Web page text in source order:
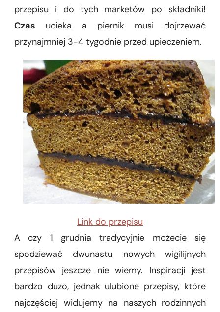
przepisu i do tych marketów po składniki!
Czas ucieka a piernik musi dojrzewać
przynajmniej 3-4 tygodnie przed upieczeniem.
Link do przepisu
A czy 1 grudnia tradycyjnie możecie się
spodziewać dwunastu nowych wigilijnych
przepisów jeszcze nie wiemy. Inspiracji jest
bardzo dużo, jednak ulubione przepisy, które
najczęściej widujemy na naszych rodzinnych